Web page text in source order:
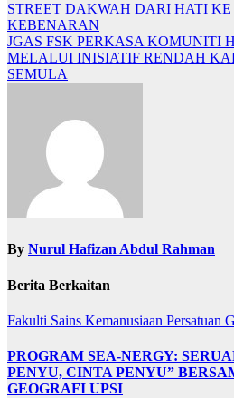
STREET DAKWAH DARI HATI
KEBENARAN
JGAS FSK PERKASA KOMUNITI
MELALUI INISIATIF RENDAH
SEMULA
By Nurul Hafizan Abdul Rahman
Berita Berkaitan
Fakulti Sains Kemanusiaan Persatuan
PROGRAM SEA-NERGY:
PENYU, CINTA PENYU”
GEOGRAFI UPSI